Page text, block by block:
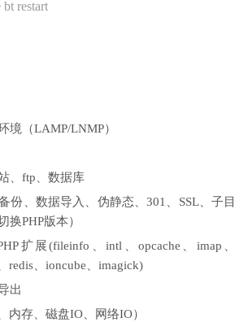
bt restart
境（LAMP/LNMP）
、ftp、数据库
份、数据导入、伪静态、301、SSL、子目
换PHP版本）
扩展(fileinfo、intl、opcache、imap、
redis、ioncube、imagick)
出
内存、磁盘IO、网络IO）